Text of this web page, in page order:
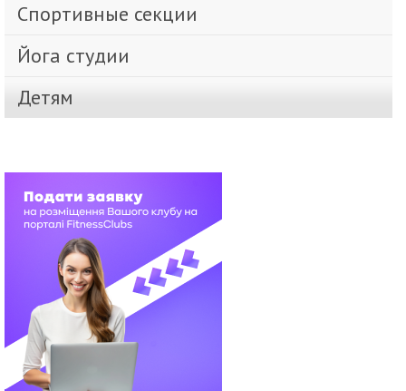
Спортивные секции
Йога студии
Детям